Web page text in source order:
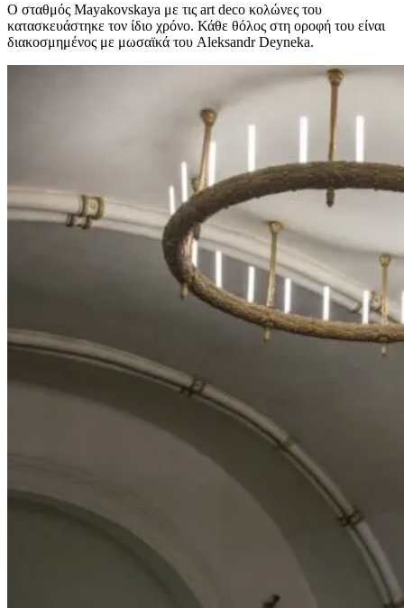
Ο σταθμός Mayakovskaya με τις art deco κολώνες του
κατασκευάστηκε τον ίδιο χρόνο. Κάθε θόλος στη οροφή του είναι
διακοσμημένος με μωσαϊκά του Aleksandr Deyneka.